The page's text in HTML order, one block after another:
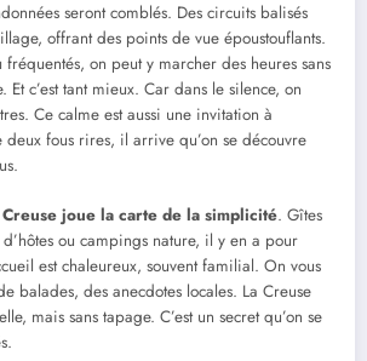
seront comblés. Des circuits balisés
offrant des points de vue époustouflants.
fréquentés, on peut y marcher des heures sans
c’est tant mieux. Car dans le silence, on
Ce calme est aussi une invitation à
deux fous rires, il arrive qu’on se découvre
joue la carte de la simplicité. Gîtes
ou campings nature, il y en a pour
est chaleureux, souvent familial. On vous
balades, des anecdotes locales. La Creuse
mais sans tapage. C’est un secret qu’on se